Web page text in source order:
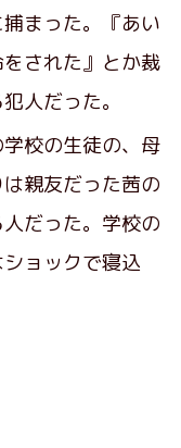
まった。『あい
された』とか裁
人だった。
校の生徒の、母
親友だった茜の
だった。学校の
ョックで寝込